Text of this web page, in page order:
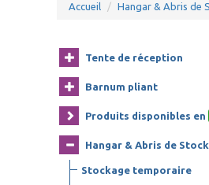
Accueil Hangar & Abris de
Tente de réception
Barnum pliant
Produits disponibles en
Hangar & Abris de
Stockage temporaire